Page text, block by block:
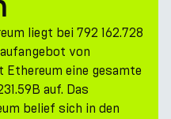
liegt bei 792 162.728
von
Ethereum eine gesamte
auf. Das
belief sich in den